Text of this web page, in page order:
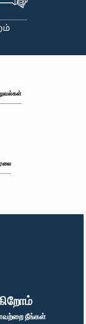
நீங்கள்